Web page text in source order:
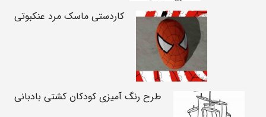
کاردستی ماسک مرد عنکبوتی
طرح رنگ آمیزی کودکان کشتی بادبانی